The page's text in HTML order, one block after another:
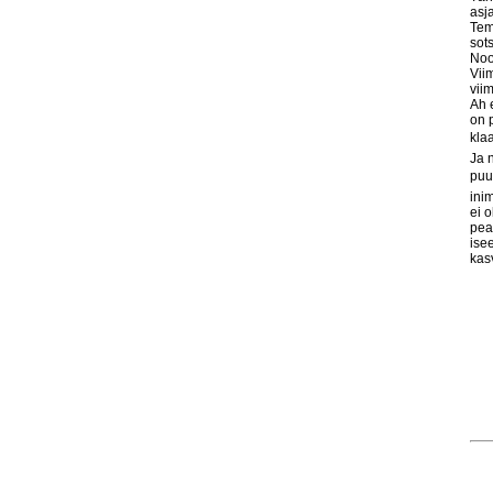
Ah
on
Ja
ei